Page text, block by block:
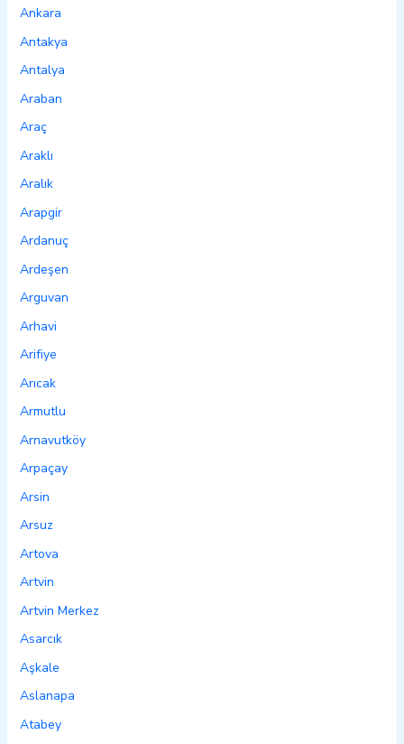
Ankara
Antakya
Antalya
Araban
Araç
Araklı
Aralık
Arapgir
Ardanuç
Ardeşen
Arguvan
Arhavi
Arifiye
Arıcak
Armutlu
Arnavutköy
Arpaçay
Arsin
Arsuz
Artova
Artvin
Artvin Merkez
Asarcık
Aşkale
Aslanapa
Atabey